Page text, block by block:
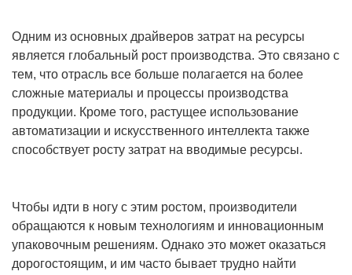
Одним из основных драйверов затрат на ресурсы
является глобальный рост производства. Это связано с
тем, что отрасль все больше полагается на более
сложные материалы и процессы производства
продукции. Кроме того, растущее использование
автоматизации и искусственного интеллекта также
способствует росту затрат на вводимые ресурсы.
Чтобы идти в ногу с этим ростом, производители
обращаются к новым технологиям и инновационным
упаковочным решениям. Однако это может оказаться
дорогостоящим, и им часто бывает трудно найти